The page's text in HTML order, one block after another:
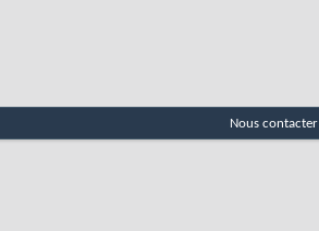
Nous contacter